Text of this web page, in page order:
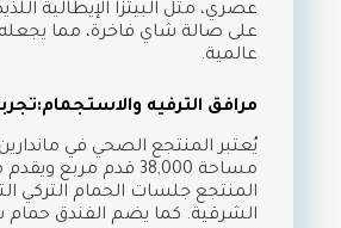
عصري، مثل البيتزا الإيطالية
على صالة شاي فاخرة، مما
عالمية.
مرافق الترفيه
يُعتبر المنتجع الصحي في
مساحة 38,000 قدم
المنتجع جلسات الحمام التركي
الشرقية. كما يضم الفندق حمام